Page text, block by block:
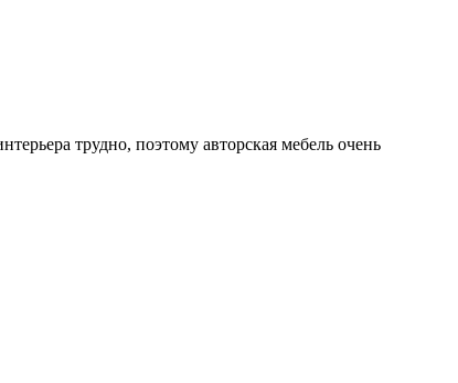
трудно, поэтому авторская мебель очень